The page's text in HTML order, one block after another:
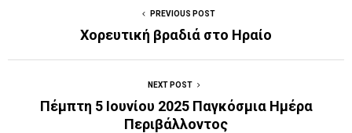
PREVIOUS POST
Χορευτική βραδιά στο Ηραίο
NEXT POST
Πέμπτη 5 Ιουνίου 2025 Παγκόσμια Ημέρα
Περιβάλλοντος